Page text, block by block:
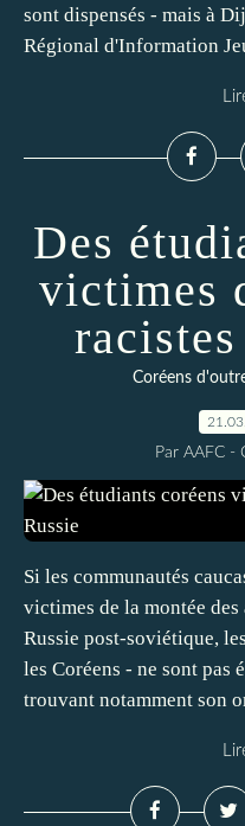
sont dispensés - mais à
Régional d'Information
Des
victimes
Coréens
Par AAFC -
Si les communautés
victimes de la montée
Russie post-soviétique,
les Coréens - ne sont pas
trouvant notamment son